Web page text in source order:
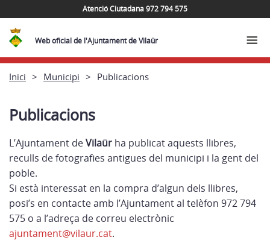
Atenció Ciutadana 972 794 575
Web oficial de l'Ajuntament de Vilaür
Inici Municipi Publicacions
Publicacions
L’Ajuntament deVilaür ha publicat aquests llibres,
reculls de fotografies antigues del municipi i la gent del
poble.
Si està interessat en la compra d’algun dels llibres,
posi’s en contacte amb l’Ajuntament al telèfon 972 794
575 o a l’adreça de correu electrònic
ajuntament@vilaur.cat.